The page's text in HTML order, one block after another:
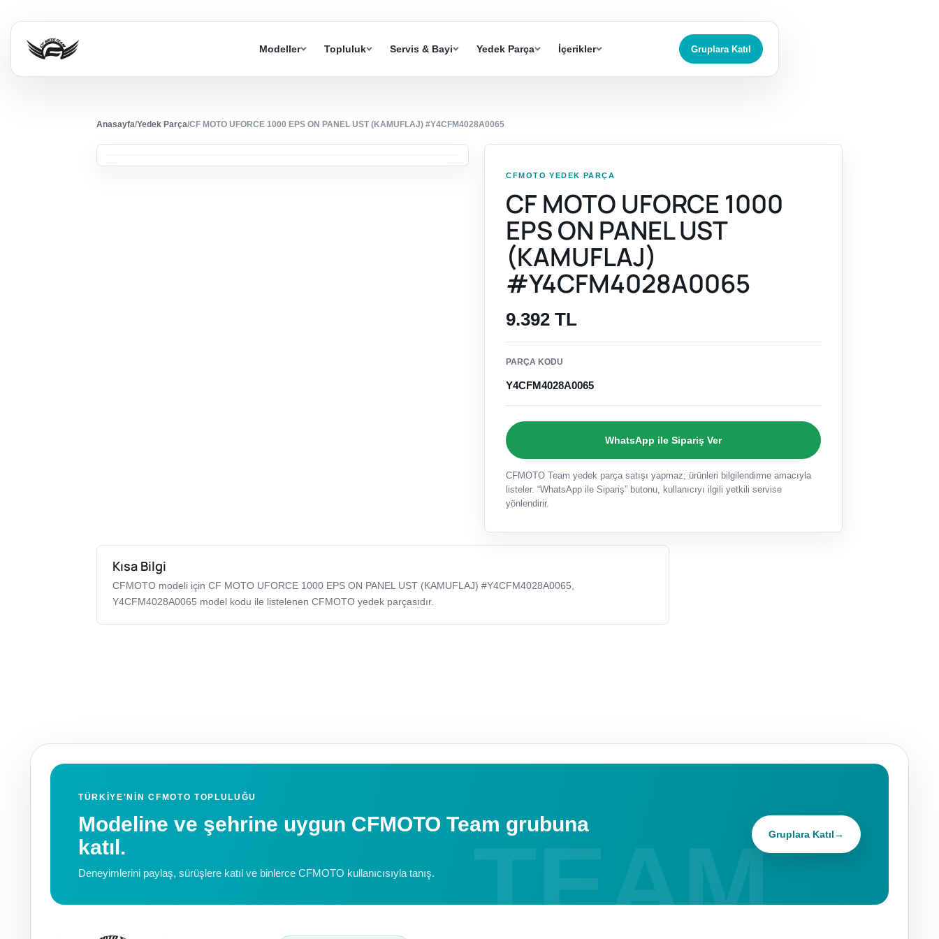
Modeller Topluluk Servis & Bayi Yedek Parça İçerikler Gruplara Katıl
Anasayfa/Yedek Parça/CF MOTO UFORCE 1000 EPS ON PANEL UST (KAMUFLAJ) #Y4CFM4028A0065
CFMOTO YEDEK PARÇA
CF MOTO UFORCE 1000
EPS ON PANEL UST
(KAMUFLAJ)
#Y4CFM4028A0065
9.392 TL
PARÇA KODU
Y4CFM4028A0065
WhatsApp ile Sipariş Ver
CFMOTO Team yedek parça satışı yapmaz; ürünleri bilgilendirme amacıyla
listeler. “WhatsApp ile Sipariş” butonu, kullanıcıyı ilgili yetkili servise
yönlendirir.
Kısa Bilgi
CFMOTO modeli için CF MOTO UFORCE 1000 EPS ON PANEL UST (KAMUFLAJ) #Y4CFM4028A0065,
Y4CFM4028A0065 model kodu ile listelenen CFMOTO yedek parçasıdır.
TÜRKIYE'NIN CFMOTO TOPLULUĞU
Modeline ve şehrine uygun CFMOTO Team grubuna
katıl.
Deneyimlerini paylaş, sürüşlere katıl ve binlerce CFMOTO kullanıcısıyla tanış.
Gruplara Katıl→